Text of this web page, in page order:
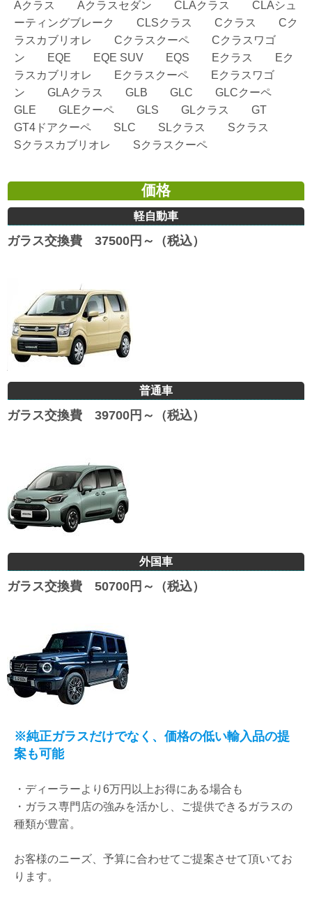
Aクラス Aクラスセダン CLAクラス CLAシュ
ーティングブレーク CLSクラス Cクラス Cク
ラスカブリオレ Cクラスクーペ Cクラスワゴ
ン EQE EQE SUV EQS Eクラス Eク
ラスカブリオレ Eクラスクーペ Eクラスワゴ
ン GLAクラス GLB GLC GLCクーペ
GLE GLEクーペ GLS GLクラス GT
GT4ドアクーペ SLC SLクラス Sクラス
Sクラスカブリオレ Sクラスクーペ
価格
軽自動車
ガラス交換費 37500円～（税込）
普通車
ガラス交換費 39700円～（税込）
外国車
ガラス交換費 50700円～（税込）
※純正ガラスだけでなく、価格の低い輸入品の提
案も可能
・ ディーラーより6万円以上お得にある場合も
・ガラス専門店の強みを活かし、ご提供できるガラスの
種類が豊富。
お客様のニーズ、予算に合わせてご提案させて頂いてお
ります。